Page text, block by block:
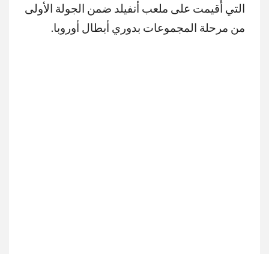
التي أُقيمت على ملعب أنفيلد ضمن الجولة الأولى
من مرحلة المجموعات بدوري أبطال أوروبا.